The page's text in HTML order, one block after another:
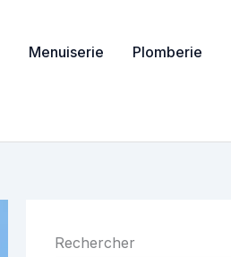
Menuiserie Plomberie
Rechercher